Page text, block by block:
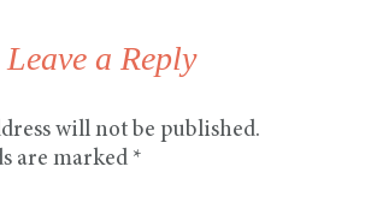
Leave a Reply
will not be published.
are marked *